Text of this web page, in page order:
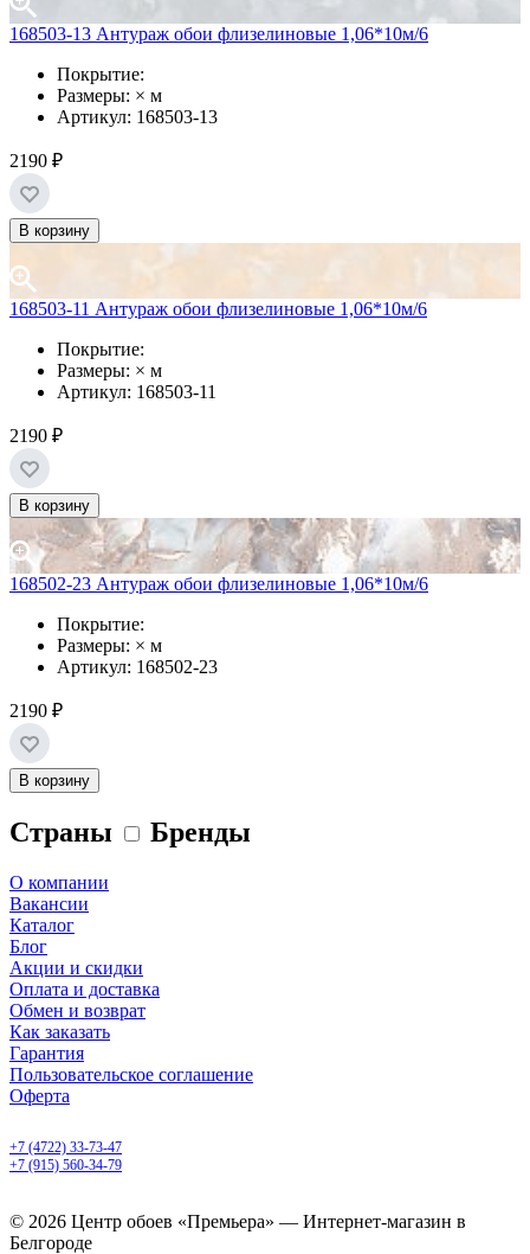
168503-13 Антураж обои флизелиновые 1,06*10м/6
Покрытие:
Размеры: × м
Артикул: 168503-13
2190 ₽
В корзину
168503-11 Антураж обои флизелиновые 1,06*10м/6
Покрытие:
Размеры: × м
Артикул: 168503-11
2190 ₽
В корзину
168502-23 Антураж обои флизелиновые 1,06*10м/6
Покрытие:
Размеры: × м
Артикул: 168502-23
2190 ₽
В корзину
Страны Бренды
О компании
Вакансии
Каталог
Блог
Акции и скидки
Оплата и доставка
Обмен и возврат
Как заказать
Гарантия
Пользовательское соглашение
Оферта
+7 (4722) 33-73-47
+7 (915) 560-34-79
© 2026 Центр обоев «Премьера» — Интернет-магазин в
Белгороде